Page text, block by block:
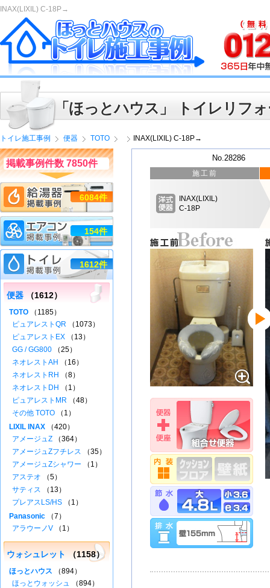
INAX(LIXIL) C-18P→
「ほっとハウス」 トイレリフ
トイレ施工事例 便器 TOTO INAX(LIXIL) C-18P→
No.28286
施工前
INAX(LIXIL)
C-18P
掲載事例件数 7850件
6084件
154件
1612件
便器 （1612）
TOTO （1185）
ピュアレストQR （1073）
ピュアレストEX （13）
GG / GG800 （25）
ネオレストAH
（16）
ネオレストRH
（8）
ネオレストDH
（1）
ピュアレストMR （48）
その他 TOTO （1）
LIXIL INAX （420）
アメージュZ （364）
アメージュZフチレス （35）
アメージュZシャワー （1）
アステオ （5）
サティス （13）
プレアスLS/HS （1）
Panasonic （7）
アラウーノV （1）
ウォシュレット （1158）
ほっとハウス （894）
ほっとウォッシュ （894）